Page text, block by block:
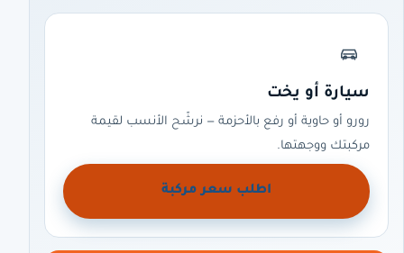
سيارة أو يخت
رورو أو حاوية أو رفع بالأحزمة — نرشّح الأنسب لقيمة
مركبتك ووجهتها.
اطلب سعر مركبة